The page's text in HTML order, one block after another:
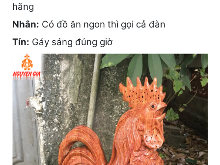
hăng
Nhân: Có đồ ăn ngon thì gọi cả đàn
Tín: Gáy sáng đúng giờ